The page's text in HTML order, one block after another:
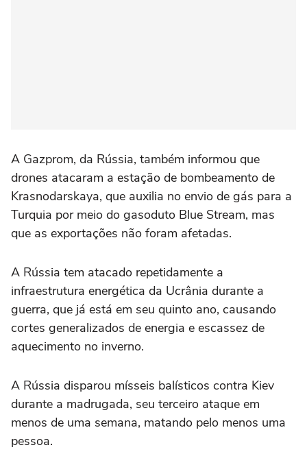
A Gazprom, da Rússia, também informou que
drones atacaram a estação de bombeamento de
Krasnodarskaya, que auxilia no envio de gás para a
Turquia por meio do gasoduto Blue Stream, mas
que as exportações não foram afetadas.
A Rússia tem atacado repetidamente a
infraestrutura energética da Ucrânia durante a
guerra, que já está em seu quinto ano, causando
cortes generalizados de energia e escassez de
aquecimento no inverno.
A Rússia disparou mísseis balísticos contra Kiev
durante a madrugada, seu terceiro ataque em
menos de uma semana, matando pelo menos uma
pessoa.